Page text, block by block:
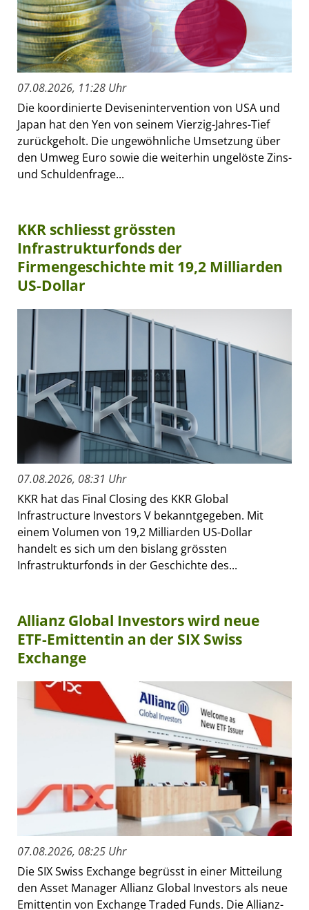
07.08.2026, 11:28 Uhr
Die koordinierte Devisenintervention von USA und
Japan hat den Yen von seinem Vierzig-Jahres-Tief
zurückgeholt. Die ungewöhnliche Umsetzung über
den Umweg Euro sowie die weiterhin ungelöste Zins-
und Schuldenfrage...
KKR schliesst grössten
Infrastrukturfonds der
Firmengeschichte mit 19,2 Milliarden
US-Dollar
07.08.2026, 08:31 Uhr
KKR hat das Final Closing des KKR Global
Infrastructure Investors V bekanntgegeben. Mit
einem Volumen von 19,2 Milliarden US-Dollar
handelt es sich um den bislang grössten
Infrastrukturfonds in der Geschichte des...
Allianz Global Investors wird neue
ETF-Emittentin an der SIX Swiss
Exchange
07.08.2026, 08:25 Uhr
Die SIX Swiss Exchange begrüsst in einer Mitteilung
den Asset Manager Allianz Global Investors als neue
Emittentin von Exchange Traded Funds. Die Allianz-